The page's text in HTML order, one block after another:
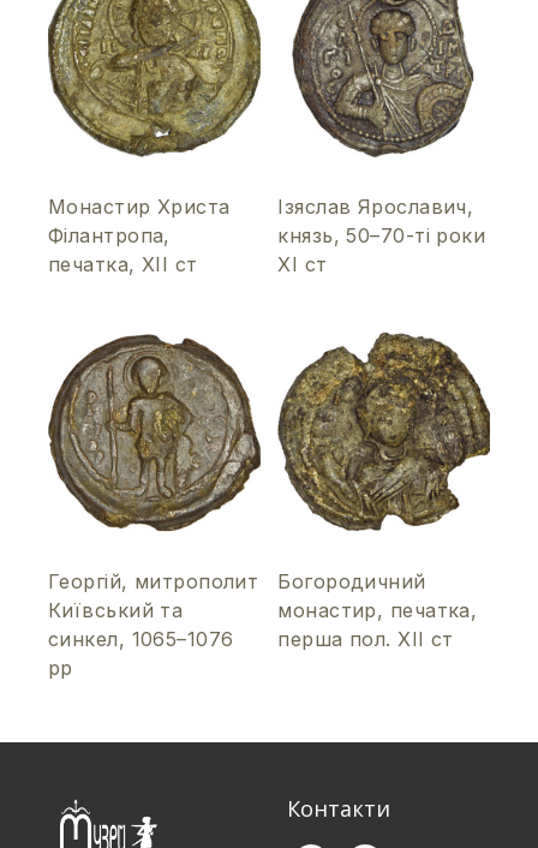
Монастир Христа
Філантропа,
печатка, ХІІ ст
Ізяслав Ярославич,
князь, 50–70-ті роки
ХІ ст
Георгій, митрополит
Київський та
синкел, 1065–1076
рр
Богородичний
монастир, печатка,
перша пол. ХІІ ст
Контакти